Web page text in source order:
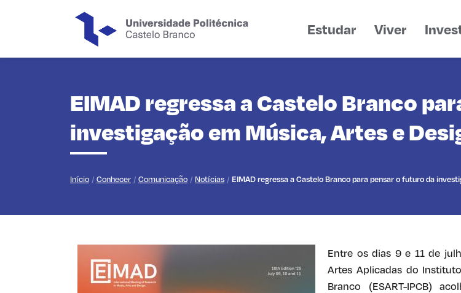
Estudar Viver
EIMAD regressa a Castelo Branco
investigação em Música, Artes e
Início Conhecer Comunicação Notícias EIMAD regressa a Castelo Branco para pensar o futuro da
Entre os dias 9 e 11 de
Artes Aplicadas do
Branco (ESART-IPCB)